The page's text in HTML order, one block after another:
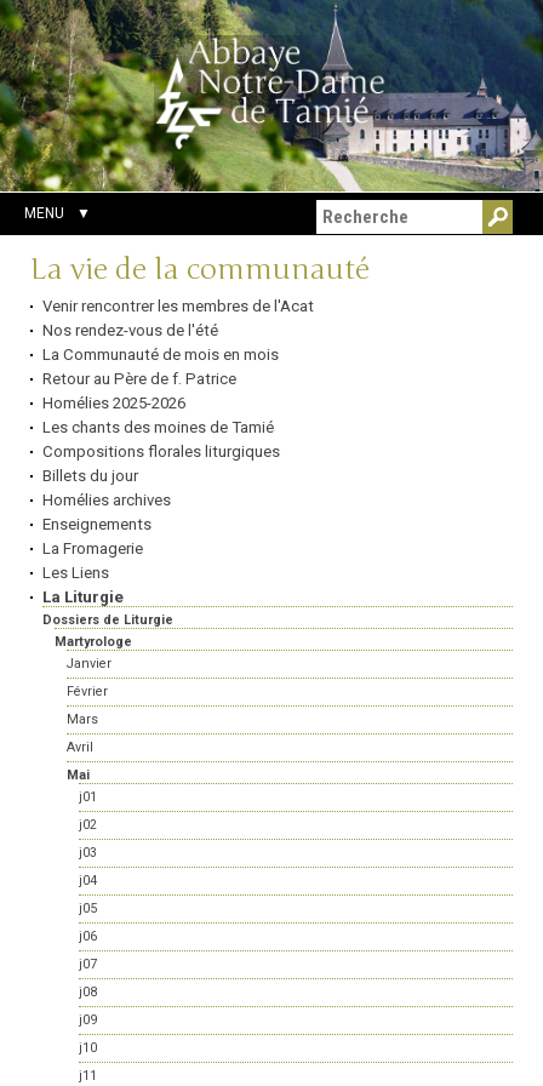
Aller
au
contenu.
|
Aller
à
la
navigation
Outils
personnels
Chercher par
Recherche
avancée…
MENU
Navigation
La vie de la communauté
Venir rencontrer les membres de l'Acat
Nos rendez-vous de l'été
La Communauté de mois en mois
Retour au Père de f. Patrice
Homélies 2025-2026
Les chants des moines de Tamié
Compositions florales liturgiques
Billets du jour
Homélies archives
Enseignements
La Fromagerie
Les Liens
La Liturgie
Dossiers de Liturgie
Martyrologe
Janvier
Février
Mars
Avril
Mai
j01
j02
j03
j04
j05
j06
j07
j08
j09
j10
j11